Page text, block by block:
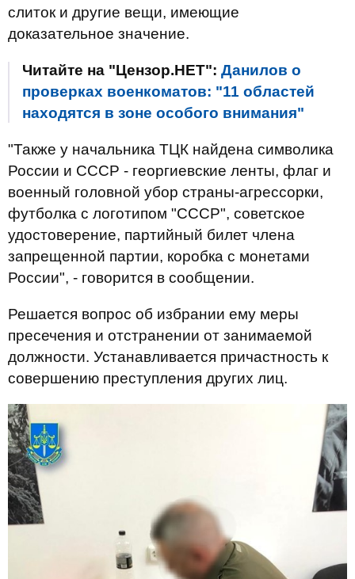
слиток и другие вещи, имеющие
доказательное значение.
Читайте на "Цензор.НЕТ": Данилов о
проверках военкоматов: "11 областей
находятся в зоне особого внимания"
"Также у начальника ТЦК найдена символика
России и СССР - георгиевские ленты, флаг и
военный головной убор страны-агрессорки,
футболка с логотипом "СССР", советское
удостоверение, партийный билет члена
запрещенной партии, коробка с монетами
России", - говорится в сообщении.
Решается вопрос об избрании ему меры
пресечения и отстранении от занимаемой
должности. Устанавливается причастность к
совершению преступления других лиц.